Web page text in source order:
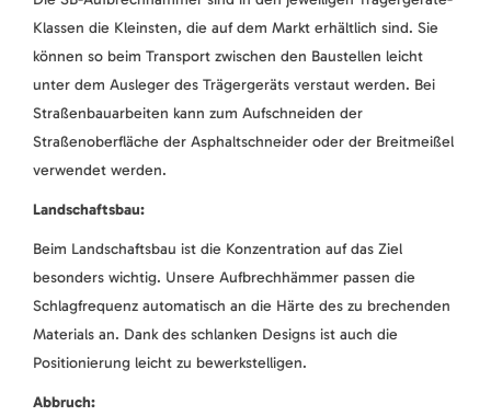
Klassen die Kleinsten, die auf dem Markt erhältlich sind. Sie
können so beim Transport zwischen den Baustellen leicht
unter dem Ausleger des Trägergeräts verstaut werden. Bei
Straßenbauarbeiten kann zum Aufschneiden der
Straßenoberfläche der Asphaltschneider oder der Breitmeißel
verwendet werden.
Landschaftsbau:
Beim Landschaftsbau ist die Konzentration auf das Ziel
besonders wichtig. Unsere Aufbrechhämmer passen die
Schlagfrequenz automatisch an die Härte des zu brechenden
Materials an. Dank des schlanken Designs ist auch die
Positionierung leicht zu bewerkstelligen.
Abbruch: